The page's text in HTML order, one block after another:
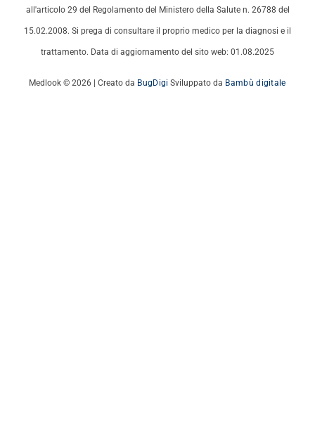
all'articolo 29 del Regolamento del Ministero della Salute n. 26788 del
15.02.2008. Si prega di consultare il proprio medico per la diagnosi e il
trattamento. Data di aggiornamento del sito web: 01.08.2025
Medlook © 2026 | Creato da BugDigi Sviluppato da Bambù digitale